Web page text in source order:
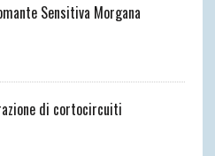
Sensitiva Morgana
di cortocircuiti